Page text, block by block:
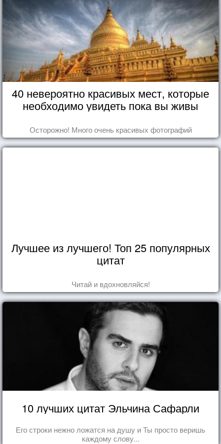
40 невероятно красивых мест, которые
необходимо увидеть пока вы живы
Осторожно! Много очень красивых фотографий
Лучшее из лучшего! Топ 25 популярных
цитат
Читай и вдохновляйся!
10 лучших цитат Эльчина Сафарли
Его строки нежно ложатся на душу и Ты просто веришь
каждому слову...